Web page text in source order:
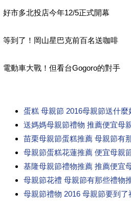
好市多北投店今年12/5正式開幕
等到了！岡山星巴克前百名送咖啡
電動車大戰！但看台Gogoro的對手
蛋糕 母親節 2016母親節送什麼
送媽媽母親節禮物 推薦便宜母
苗栗母親節蛋糕推薦 母親節有
母親節蛋糕花蓮推薦 便宜母親
基隆母親節禮物推薦 推薦便宜
母親節花禮 母親節有那些禮物
母親節禮物 2016 母親節要到